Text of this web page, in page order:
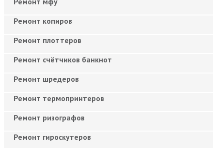
Ремонт копиров
Ремонт плоттеров
Ремонт счётчиков банкнот
Ремонт шредеров
Ремонт термопринтеров
Ремонт ризографов
Ремонт гироскутеров